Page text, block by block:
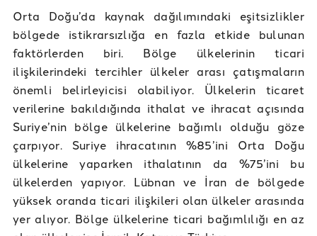
Orta Doğu’da kaynak dağılımındaki eşitsizlikler
bölgede istikrarsızlığa en fazla etkide bulunan
faktörlerden biri. Bölge ülkelerinin ticari
ilişkilerindeki tercihler ülkeler arası çatışmaların
önemli belirleyicisi olabiliyor. Ülkelerin ticaret
verilerine bakıldığında ithalat ve ihracat açısında
Suriye’nin bölge ülkelerine bağımlı olduğu göze
çarpıyor. Suriye ihracatının %85’ini Orta Doğu
ülkelerine yaparken ithalatının da %75’ini bu
ülkelerden yapıyor. Lübnan ve İran de bölgede
yüksek oranda ticari ilişkileri olan ülkeler arasında
yer alıyor. Bölge ülkelerine ticari bağımlılığı en az